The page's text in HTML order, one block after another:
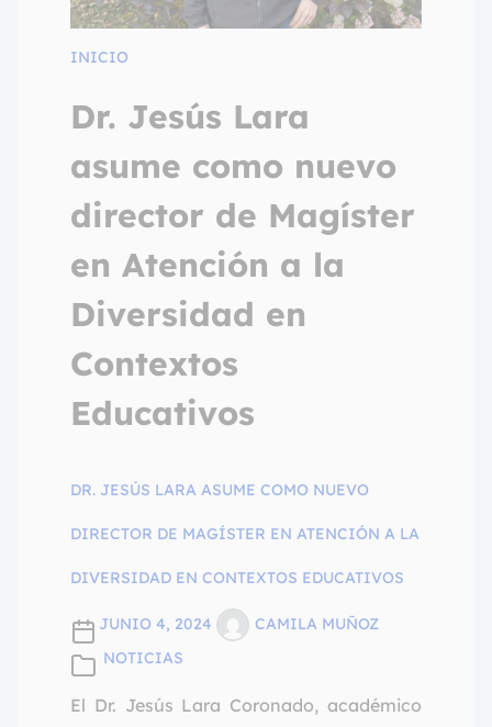
INICIO
Dr. Jesús Lara
asume como nuevo
director de Magíster
en Atención a la
Diversidad en
Contextos
Educativos
DR. JESÚS LARA ASUME COMO NUEVO
DIRECTOR DE MAGÍSTER EN ATENCIÓN A LA
DIVERSIDAD EN CONTEXTOS EDUCATIVOS
JUNIO 4, 2024
CAMILA MUÑOZ
NOTICIAS
El Dr. Jesús Lara Coronado, académico